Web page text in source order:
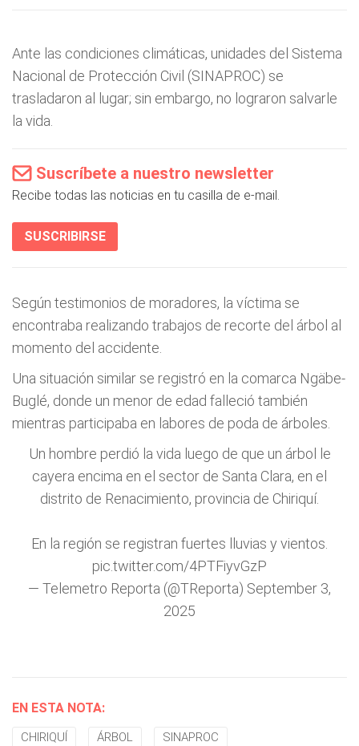
Ante las condiciones climáticas, unidades del Sistema
Nacional de Protección Civil (SINAPROC) se
trasladaron al lugar; sin embargo, no lograron salvarle
la vida.
Suscríbete a nuestro newsletter
Recibe todas las noticias en tu casilla de e-mail.
SUSCRIBIRSE
Según testimonios de moradores, la víctima se
encontraba realizando trabajos de recorte del árbol al
momento del accidente.
Una situación similar se registró en la comarca Ngäbe-
Buglé, donde un menor de edad falleció también
mientras participaba en labores de poda de árboles.
Un hombre perdió la vida luego de que un árbol le
cayera encima en el sector de Santa Clara, en el
distrito de Renacimiento, provincia de Chiriquí.
En la región se registran fuertes lluvias y vientos.
pic.twitter.com/4PTFiyvGzP
— Telemetro Reporta (@TReporta) September 3,
2025
EN ESTA NOTA:
CHIRIQUÍ ÁRBOL SINAPROC